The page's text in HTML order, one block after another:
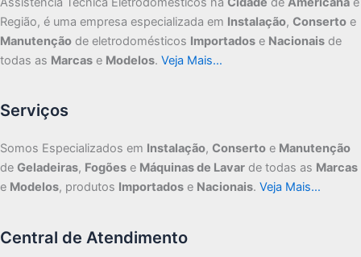
Região, é uma empresa especializada em Instalação, Conserto e
Manutenção de eletrodomésticos Importados e Nacionais de
todas as Marcas e Modelos. Veja Mais…
Serviços
Somos Especializados em Instalação, Conserto e Manutenção
de Geladeiras, Fogões e Máquinas de Lavar de todas as Marcas
e Modelos, produtos Importados e Nacionais. Veja Mais…
Central de Atendimento